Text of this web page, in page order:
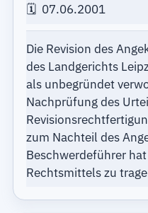
07.06.2001
Die Revision des
des Landgerichts
als unbegründet
Nachprüfung des
zum Nachteil des
Beschwerdeführer
Rechtsmittels zu